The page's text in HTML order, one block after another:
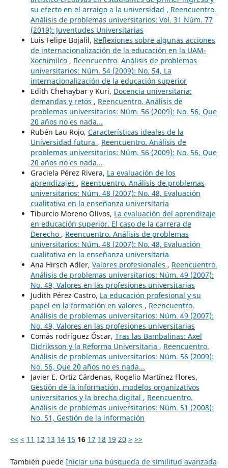
su efecto en el arraigo a la universidad , Reencuentro.
Análisis de problemas universitarios: Vol. 31 Núm. 77
(2019): Juventudes Universitarias
Luis Felipe Bojalil, Reflexiones sobre algunas acciones
de internacionalización de la educación en la UAM-
Xochimilco , Reencuentro. Análisis de problemas
universitarios: Núm. 54 (2009): No. 54, La
internacionalización de la educación superior
Edith Chehaybar y Kuri, Docencia universitaria:
demandas y retos , Reencuentro. Análisis de
problemas universitarios: Núm. 56 (2009): No. 56, Que
20 años no es nada...
Rubén Lau Rojo, Características ideales de la
Universidad futura , Reencuentro. Análisis de
problemas universitarios: Núm. 56 (2009): No. 56, Que
20 años no es nada...
Graciela Pérez Rivera, La evaluación de los
aprendizajes , Reencuentro. Análisis de problemas
universitarios: Núm. 48 (2007): No. 48, Evaluación
cualitativa en la enseñanza universitaria
Tiburcio Moreno Olivos, La evaluación del aprendizaje
en educación superior. El caso de la carrera de
Derecho , Reencuentro. Análisis de problemas
universitarios: Núm. 48 (2007): No. 48, Evaluación
cualitativa en la enseñanza universitaria
Ana Hirsch Adler, Valores profesionales , Reencuentro.
Análisis de problemas universitarios: Núm. 49 (2007):
No. 49, Valores en las profesiones universitarias
Judith Pérez Castro, La educación profesional y su
papel en la formación en valores , Reencuentro.
Análisis de problemas universitarios: Núm. 49 (2007):
No. 49, Valores en las profesiones universitarias
Comás rodríguez Óscar, Tras las Bambalinas: Axel
Didriksson y la Reforma Universitaria , Reencuentro.
Análisis de problemas universitarios: Núm. 56 (2009):
No. 56, Que 20 años no es nada...
Javier E. Ortiz Cárdenas, Rogelio Martínez Flores,
Gestión de la información, modelos organizativos
universitarios y la brecha digital , Reencuentro.
Análisis de problemas universitarios: Núm. 51 (2008):
No. 51, Gestión de la información
<< < 11 12 13 14 15 16 17 18 19 20 > >>
También puede Iniciar una búsqueda de similitud avanzada